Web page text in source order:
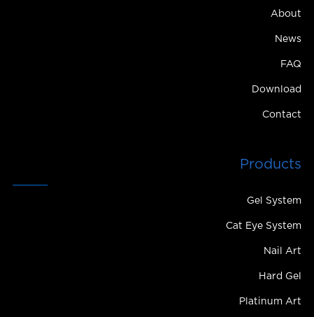
About
News
FAQ
Download
Contact
Products
Gel System
Cat Eye System
Nail Art
Hard Gel
Platinum Art